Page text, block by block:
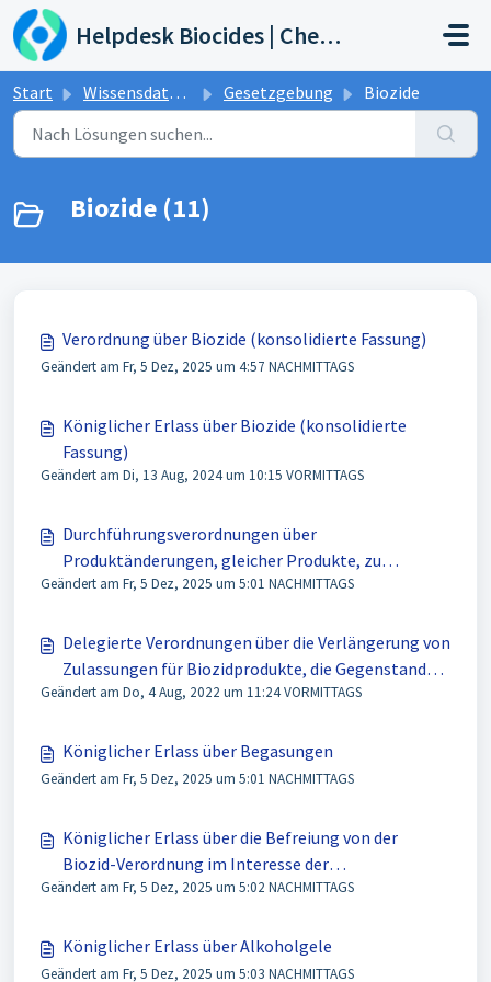
Zum hauptsächlichen Inhalt gehen
Helpdesk Biocides | Chemicals | Products
Start Wissensdatenbank Gesetzgebung Biozide
Biozide (11)
Verordnung über Biozide (konsolidierte Fassung)
Geändert am Fr, 5 Dez, 2025 um 4:57 NACHMITTAGS
Königlicher Erlass über Biozide (konsolidierte
Fassung)
Geändert am Di, 13 Aug, 2024 um 10:15 VORMITTAGS
Durchführungsverordnungen über
Produktänderungen, gleicher Produkte, zu
entrichtenden Gebühren und die Änderung des
Geändert am Fr, 5 Dez, 2025 um 5:01 NACHMITTAGS
Delegierte Verordnungen über die Verlängerung von
Zulassungen für Biozidprodukte, die Gegenstand
der gegenseitigen Anerkennung waren und das
aller in Biozidprodukten enthaltenen alten
Wirkstoffe
Geändert am Do, 4 Aug, 2022 um 11:24 VORMITTAGS
Königlicher Erlass über Begasungen
Geändert am Fr, 5 Dez, 2025 um 5:01 NACHMITTAGS
Königlicher Erlass über die Befreiung von der
Biozid-Verordnung im Interesse der
Landesverteidigung
Geändert am Fr, 5 Dez, 2025 um 5:02 NACHMITTAGS
Königlicher Erlass über Alkoholgele
Geändert am Fr, 5 Dez, 2025 um 5:03 NACHMITTAGS